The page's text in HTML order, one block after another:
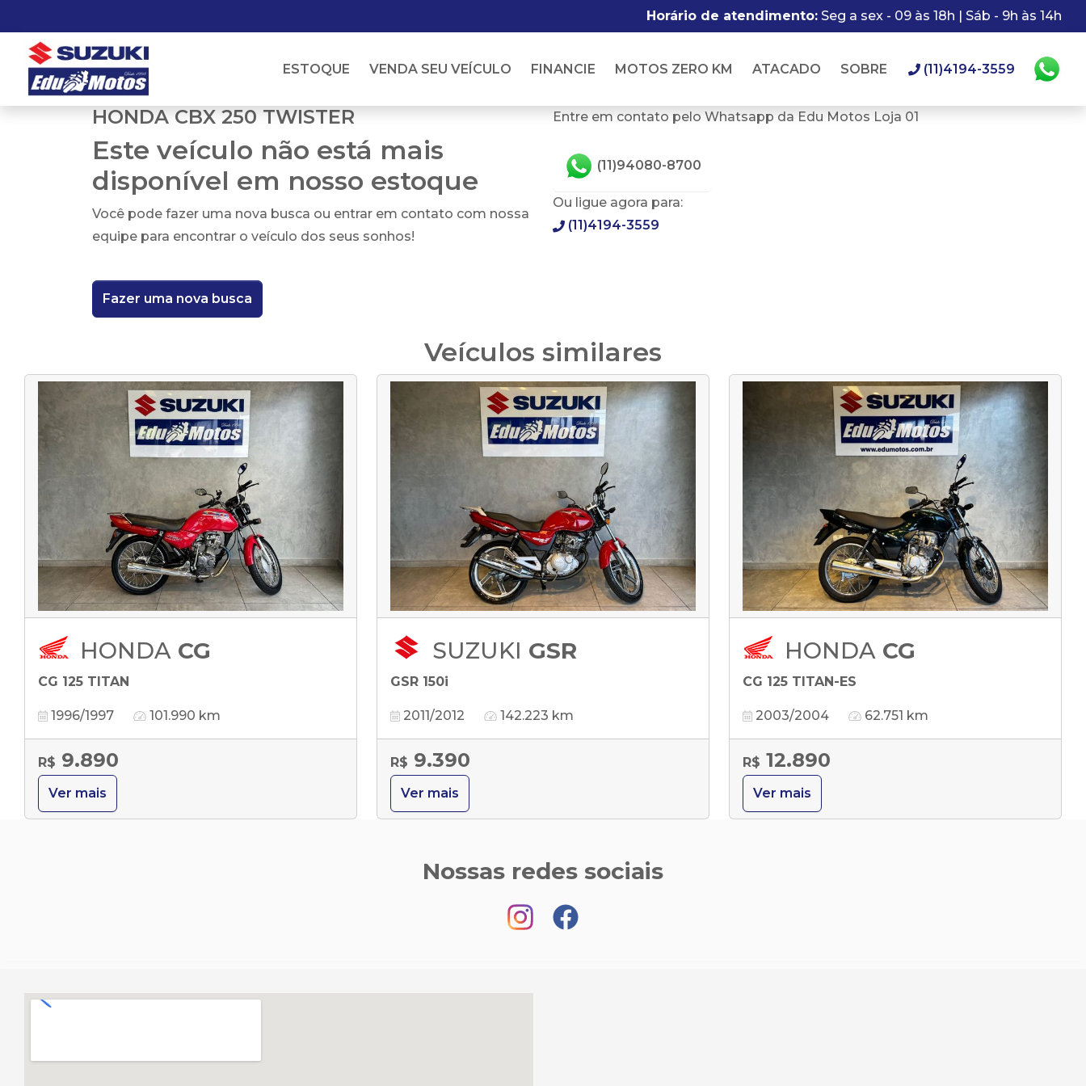
Horário de atendimento: Seg a sex - 09 às 18h | Sáb - 9h às 14h
ESTOQUE VENDA SEU VEÍCULO FINANCIE MOTOS ZERO KM ATACADO SOBRE (11)4194-3559
HONDA CBX 250 TWISTER
Este veículo não está mais
disponível em nosso estoque
Você pode fazer uma nova busca ou entrar em contato com nossa
equipe para encontrar o veículo dos seus sonhos!
Fazer uma nova busca
Entre em contato pelo Whatsapp da Edu Motos Loja 01
(11)94080-8700
Ou ligue agora para:
(11)4194-3559
Veículos similares
HONDA CG
CG 125 TITAN
1996/1997 101.990 km
R$ 9.890
Ver mais
SUZUKI GSR
GSR 150i
2011/2012 142.223 km
R$ 9.390
Ver mais
HONDA CG
CG 125 TITAN-ES
2003/2004 62.751 km
R$ 12.890
Ver mais
Nossas redes sociais